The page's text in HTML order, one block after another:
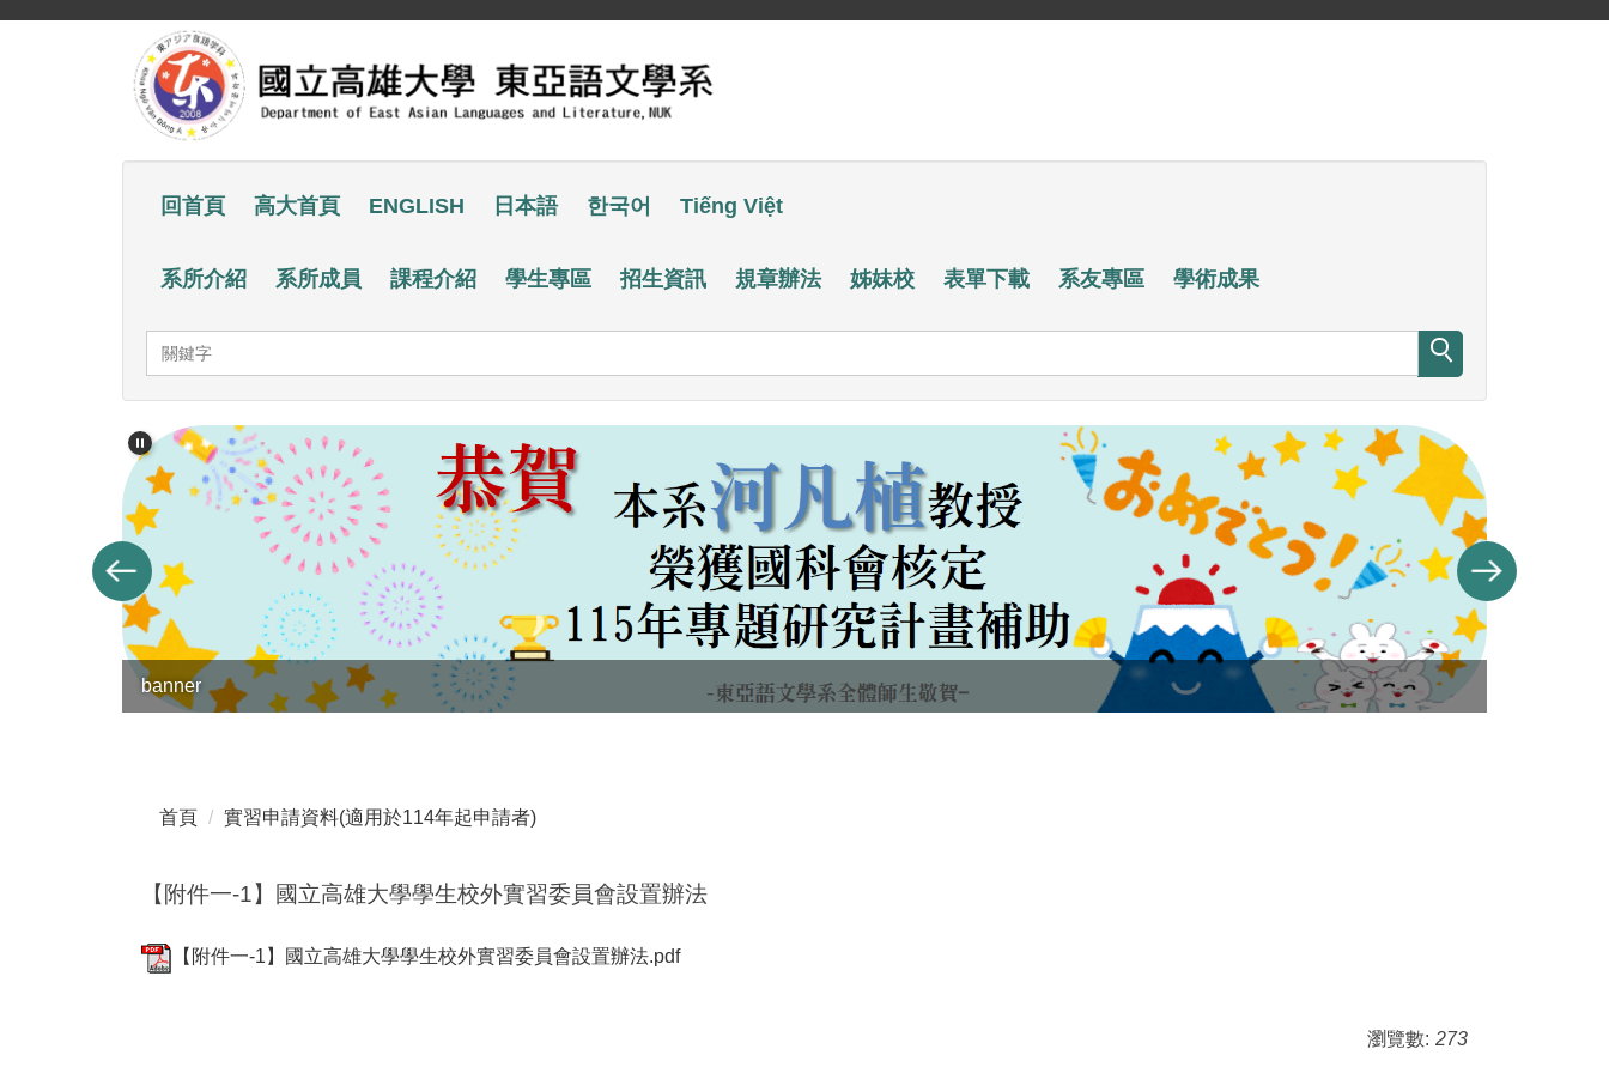
回首頁 高大首頁 ENGLISH 日本語 한국어 Tiếng Việt
系所介紹 系所成員 課程介紹 學生專區 招生資訊 規章辦法 姊妹校 表單下載 系友專區 學術成果
banner
首頁 實習申請資料(適用於114年起申請者)
【附件一-1】國立高雄大學學生校外實習委員會設置辦法
【附件一-1】國立高雄大學學生校外實習委員會設置辦法.pdf
瀏覽數: 273